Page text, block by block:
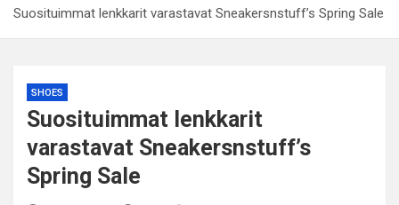
Suosituimmat lenkkarit varastavat Sneakersnstuff’s Spring Sale
SHOES
Suosituimmat lenkkarit
varastavat Sneakersnstuff’s
Spring Sale